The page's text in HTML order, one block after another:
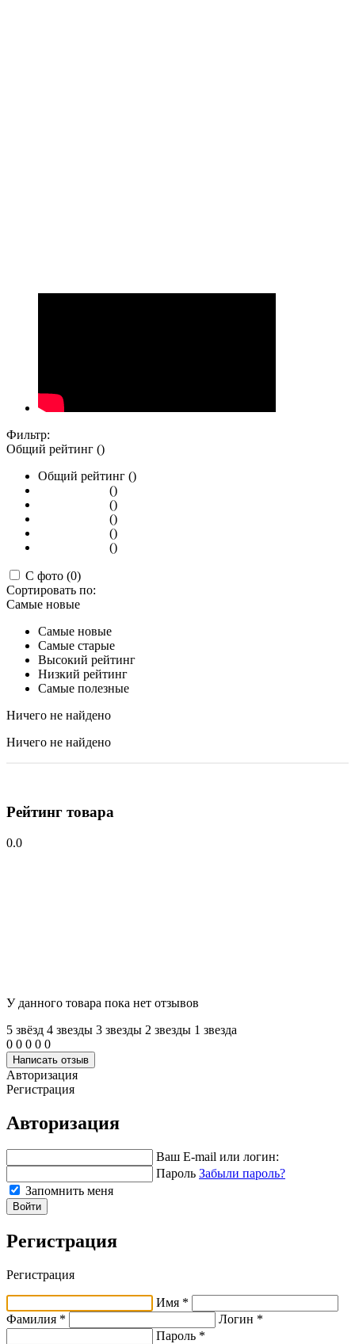
Фильтр:
Общий рейтинг ()
Общий рейтинг ()
()
()
()
()
()
С фото (0)
Сортировать по:
Самые новые
Самые новые
Самые старые
Высокий рейтинг
Низкий рейтинг
Самые полезные
Ничего не найдено
Ничего не найдено
Рейтинг товара
0.0
У данного товара пока нет отзывов
5 звёзд 4 звeзды 3 звeзды 2 звeзды 1 звeзда
0 0 0 0 0
Написать отзыв
Авторизация
Регистрация
Авторизация
Ваш E-mail или логин:
Пароль Забыли пароль?
Запомнить меня
Войти
Регистрация
Регистрация
Имя *
Фамилия *
Логин *
Пароль *